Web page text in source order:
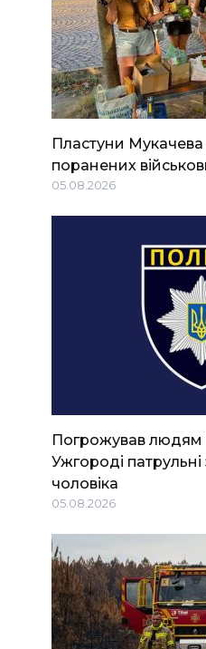
Пластуни Мукачева
поранених
05.08.2026
Погрожував людям
Ужгороді
чоловіка
05.08.2026